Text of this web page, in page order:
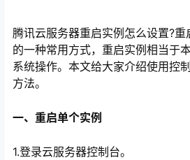
腾讯云服务器重启实例怎么设置?
的一种常用方式，重启实例相当于
系统操作。本文给大家介绍使用控
方法。
一、重启单个实例
1.登录云服务器控制台。